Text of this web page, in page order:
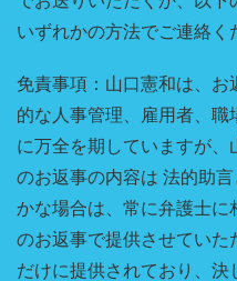
いずれかの方法でご連絡く
免責事項：山口憲和は、
的な人事管理、雇用者、
に万全を期していますが、
のお返事の内容は 法的助
かな場合は、常に弁護士に
のお返事で提供させていた
だけに提供されており、決